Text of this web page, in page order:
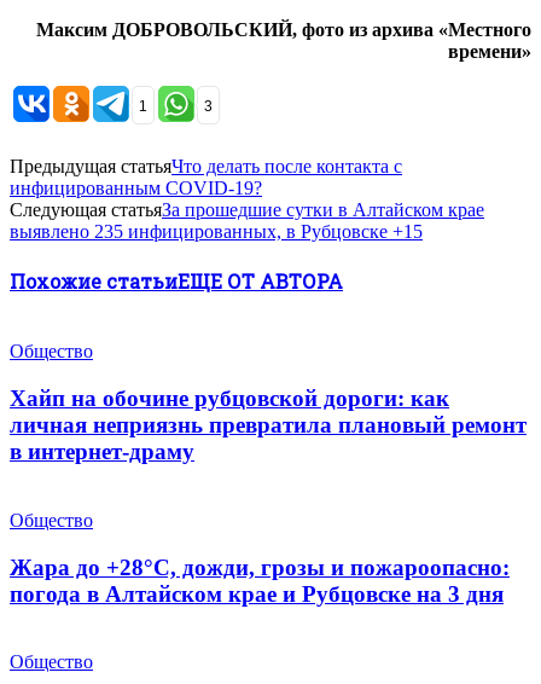
Максим ДОБРОВОЛЬСКИЙ, фото из архива «Местного
времени»
1 3
Предыдущая статьяЧто делать после контакта с
инфицированным COVID-19?
Следующая статьяЗа прошедшие сутки в Алтайском крае
выявлено 235 инфицированных, в Рубцовске +15
Похожие статьиЕЩЕ ОТ АВТОРА
Общество
Хайп на обочине рубцовской дороги: как
личная неприязнь превратила плановый ремонт
в интернет-драму
Общество
Жара до +28°С, дожди, грозы и пожароопасно:
погода в Алтайском крае и Рубцовске на 3 дня
Общество